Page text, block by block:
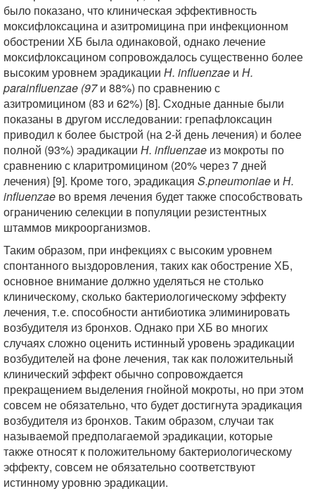
было показано, что клиническая эффективность
моксифлоксацина и азитромицина при инфекционном
обострении ХБ была одинаковой, однако лечение
моксифлоксацином сопровождалось существенно более
высоким уровнем эрадикации Н. influenzae и Н.
parainfluenzae (97и 88%) по сравнению с
азитромицином (83 и 62%) [8]. Сходные данные были
показаны в другом исследовании: грепафлоксацин
приводил к более быстрой (на 2-й день лечения) и более
полной (93%) эрадикации Н. influenzae из мокроты по
сравнению с кларитромицином (20% через 7 дней
лечения) [9]. Кроме того, эрадикация S.pneumoniae и Н.
influenzae во время лечения будет также способствовать
ограничению селекции в популяции резистентных
штаммов микроорганизмов.
Таким образом, при инфекциях с высоким уровнем
спонтанного выздоровления, таких как обострение ХБ,
основное внимание должно уделяться не столько
клиническому, сколько бактериологическому эффекту
лечения, т.е. способности антибиотика элиминировать
возбудителя из бронхов. Однако при ХБ во многих
случаях сложно оценить истинный уровень эрадикации
возбудителей на фоне лечения, так как положительный
клинический эффект обычно сопровождается
прекращением выделения гнойной мокроты, но при этом
совсем не обязательно, что будет достигнута эрадикация
возбудителя из бронхов. Таким образом, случаи так
называемой предполагаемой эрадикации, которые
также относят к положительному бактериологическому
эффекту, совсем не обязательно соответствуют
истинному уровню эрадикации.